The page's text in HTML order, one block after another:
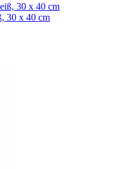
30 x 40 cm